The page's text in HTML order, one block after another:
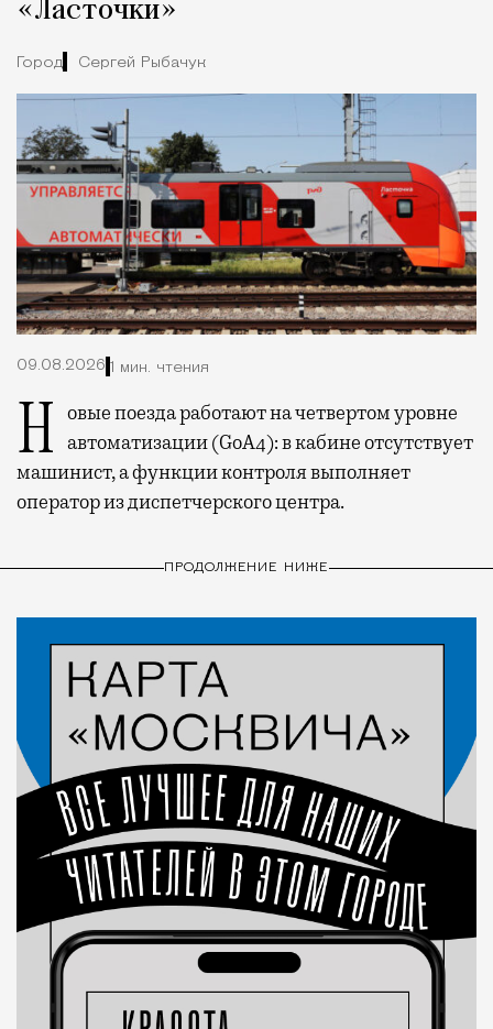
«Ласточки»
Город Сергей Рыбачук
09.08.2026 1 мин. чтения
Новые поезда работают на четвертом уровне автоматизации (GoA4): в кабине отсутствует
машинист, а функции контроля выполняет
оператор из диспетчерского центра.
ПРОДОЛЖЕНИЕ НИЖЕ